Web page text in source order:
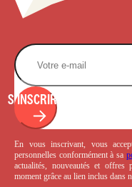
S'INSCRIRE
En vous inscrivant, vous
personnelles conformément à sa
actualités, nouveautés et
moment grâce au lien inclus dans